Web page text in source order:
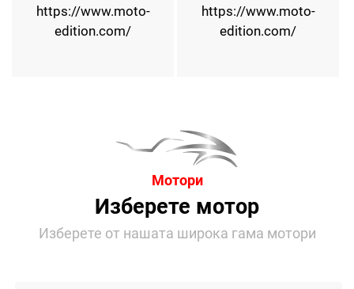
https://www.moto-
edition.com/
https://www.moto-
edition.com/
Мотори
Изберете мотор
Изберете от нашата широка гама мотори